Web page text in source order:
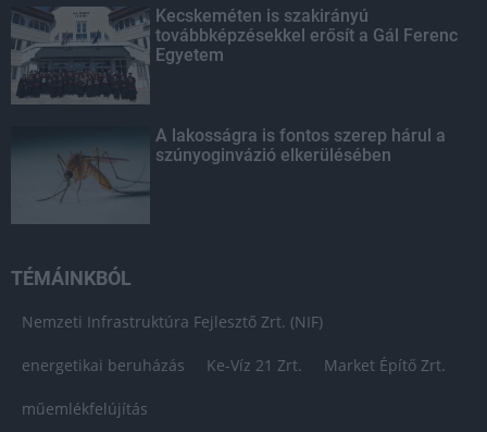
Kecskeméten is szakirányú
továbbképzésekkel erősít a Gál Ferenc
Egyetem
A lakosságra is fontos szerep hárul a
szúnyoginvázió elkerülésében
TÉMÁINKBÓL
Nemzeti Infrastruktúra Fejlesztő Zrt. (NIF)
energetikai beruházás Ke-Víz 21 Zrt. Market Építő Zrt.
műemlékfelújítás